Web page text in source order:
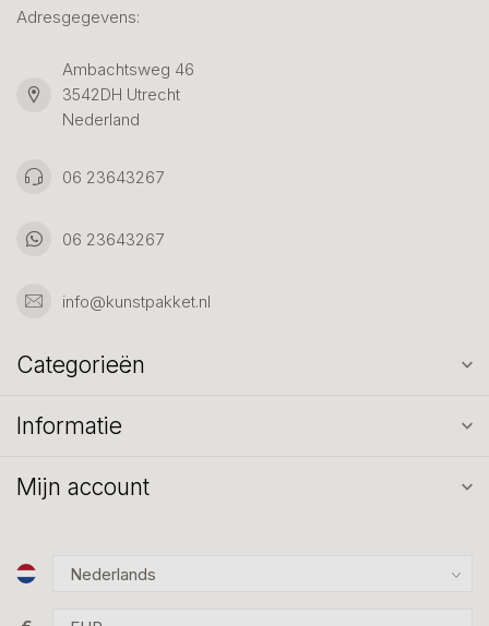
Adresgegevens:
Ambachtsweg 46
3542DH Utrecht
Nederland
06 23643267
06 23643267
info@kunstpakket.nl
Categorieën
Informatie
Mijn account